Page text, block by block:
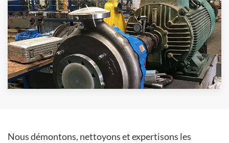
Nous démontons, nettoyons et expertisons les